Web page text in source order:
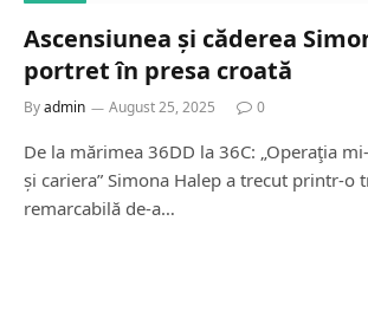
Ascensiunea și căderea
portret în presa croată
Byadmin August 25, 2025 0
De la mărimea 36DD la 36C: „Operaţia
și cariera” Simona Halep a trecut printr-o
remarcabilă de-a…